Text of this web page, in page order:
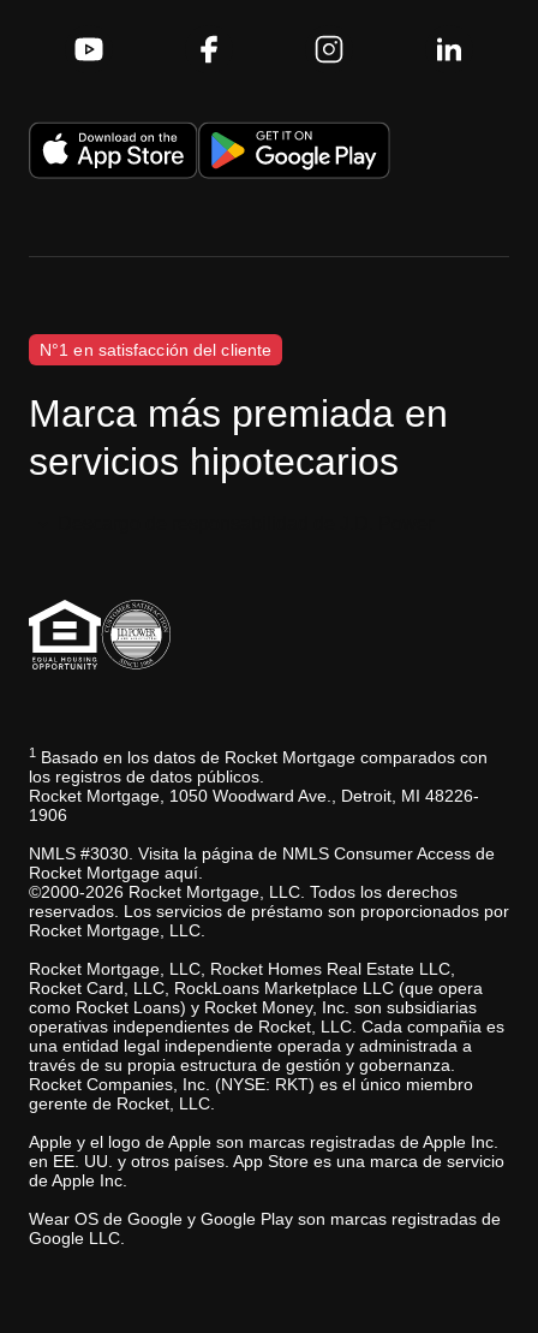
N°1 en satisfacción del cliente
Marca más premiada en
servicios hipotecarios
1 Basado en los datos de Rocket Mortgage comparados con
los registros de datos públicos.
Rocket Mortgage, 1050 Woodward Ave., Detroit, MI 48226-
1906
NMLS #3030. Visita la página de NMLS Consumer Access de
Rocket Mortgage aquí.
©2000-2026 Rocket Mortgage, LLC. Todos los derechos
reservados. Los servicios de préstamo son proporcionados por
Rocket Mortgage, LLC.
Rocket Mortgage, LLC, Rocket Homes Real Estate LLC,
Rocket Card, LLC, RockLoans Marketplace LLC (que opera
como Rocket Loans) y Rocket Money, Inc. son subsidiarias
operativas independientes de Rocket, LLC. Cada compañia es
una entidad legal independiente operada y administrada a
través de su propia estructura de gestión y gobernanza.
Rocket Companies, Inc. (NYSE: RKT) es el único miembro
gerente de Rocket, LLC.
Apple y el logo de Apple son marcas registradas de Apple Inc.
en EE. UU. y otros países. App Store es una marca de servicio
de Apple Inc.
Wear OS de Google y Google Play son marcas registradas de
Google LLC.